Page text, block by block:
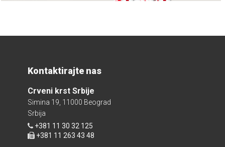
Kontaktirajte nas
Crveni krst Srbije
Simina 19, 11000 Beograd
Srbija
+381 11 30 32 125
+381 11 263 43 48